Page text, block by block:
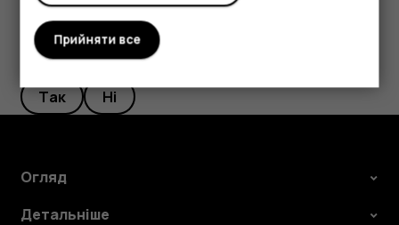
Це було для вас корисним?
Так Ні
Огляд
Детальніше
Прийняти все